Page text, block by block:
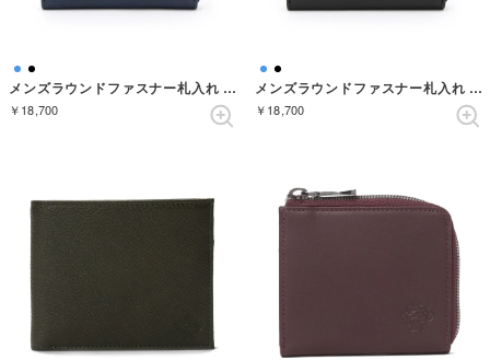
メンズラウンドファスナー札入れ （75ネイビー）
￥18,700
メンズラウンドファスナー札入れ （05ブラック）
￥18,700